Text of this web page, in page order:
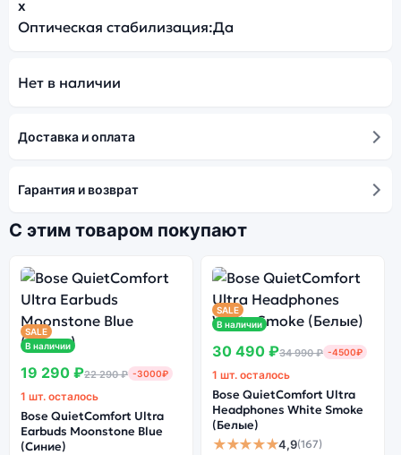
x
Оптическая стабилизация:Да
Нет в наличии
Доставка и оплата
Гарантия и возврат
С этим товаром покупают
SALE
В наличии
19 290 ₽22 290 ₽ -3000₽
1 шт. осталось
Bose QuietComfort Ultra
Earbuds Moonstone Blue
(Синие)
SALE
В наличии
30 490 ₽34 990 ₽ -4500₽
1 шт. осталось
Bose QuietComfort Ultra
Headphones White Smoke
(Белые)
★★★★★4,9(167)